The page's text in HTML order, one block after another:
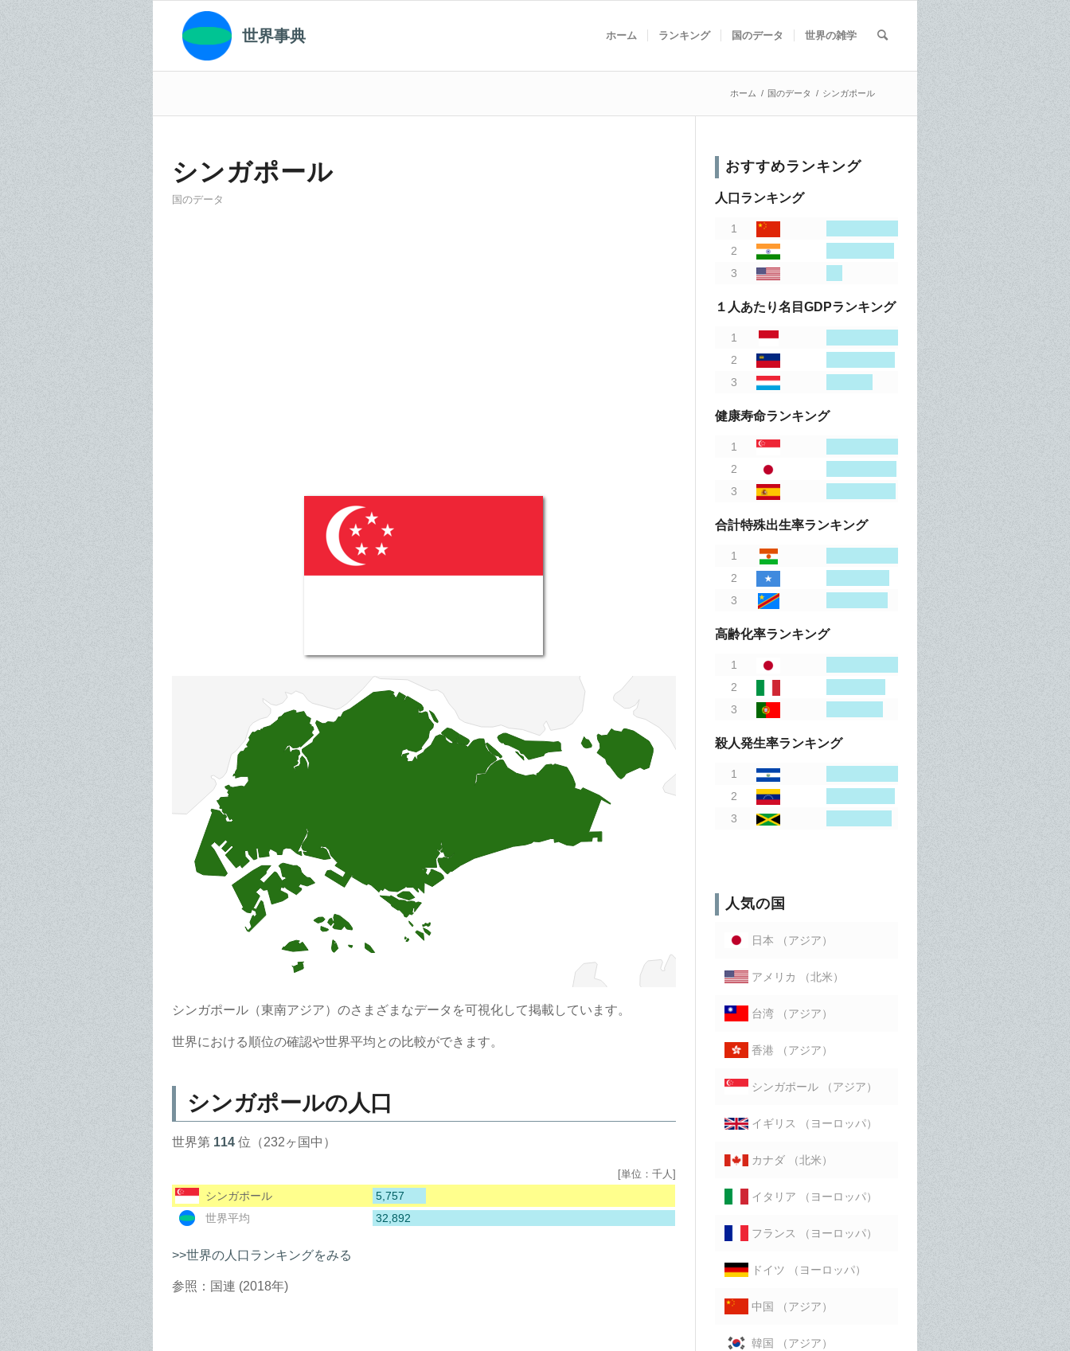
世界事典 ホーム ランキング 国のデータ 世界の雑学
ホーム / 国のデータ / シンガポール
シンガポール
国のデータ
シンガポール（東南アジア）のさまざまなデータを可視化して掲載しています。
世界における順位の確認や世界平均との比較ができます。
シンガポールの人口
世界第 114 位（232ヶ国中）
[単位：千人]
シンガポール
5,757
世界平均
32,892
>>世界の人口ランキングをみる
参照：国連 (2018年)
おすすめランキング
人口ランキング
１人あたり名目GDPランキング
健康寿命ランキング
合計特殊出生率ランキング
高齢化率ランキング
殺人発生率ランキング
人気の国
日本 （アジア）
アメリカ （北米）
台湾 （アジア）
香港 （アジア）
シンガポール （アジア）
イギリス （ヨーロッパ）
カナダ （北米）
イタリア （ヨーロッパ）
フランス （ヨーロッパ）
ドイツ （ヨーロッパ）
中国 （アジア）
韓国 （アジア）